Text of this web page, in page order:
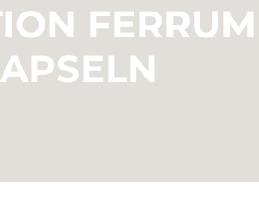
FERRUM